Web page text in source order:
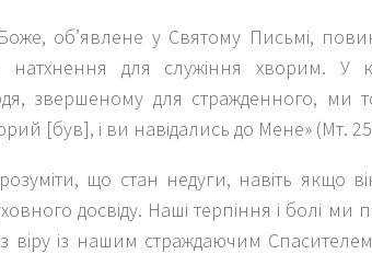
об’явлене у Святому Письмі,
для служіння хворим. У
звершеному для стражденного, ми
[був], і ви навідались до Мене» (Мт.
що стан недуги, навіть якщо
досвіду. Наші терпіння і болі ми
віру із нашим страждаючим